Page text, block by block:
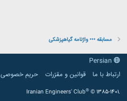
مسابقه ••• واژنامه گیاهپزشکی
ارتباط با ما
قوانین و مقرّرات حریم خصوصی
Iranian Engineers' Club® © 1385-1401.